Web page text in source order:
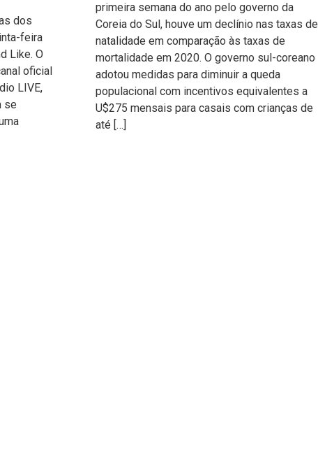
dos
feira
Like. O
oficial
LIVE,
se
primeira semana do ano pelo governo da
Coreia do Sul, houve um declínio nas taxas de
natalidade em comparação às taxas de
mortalidade em 2020. O governo sul-coreano
adotou medidas para diminuir a queda
populacional com incentivos equivalentes a
U$275 mensais para casais com crianças de
até […]